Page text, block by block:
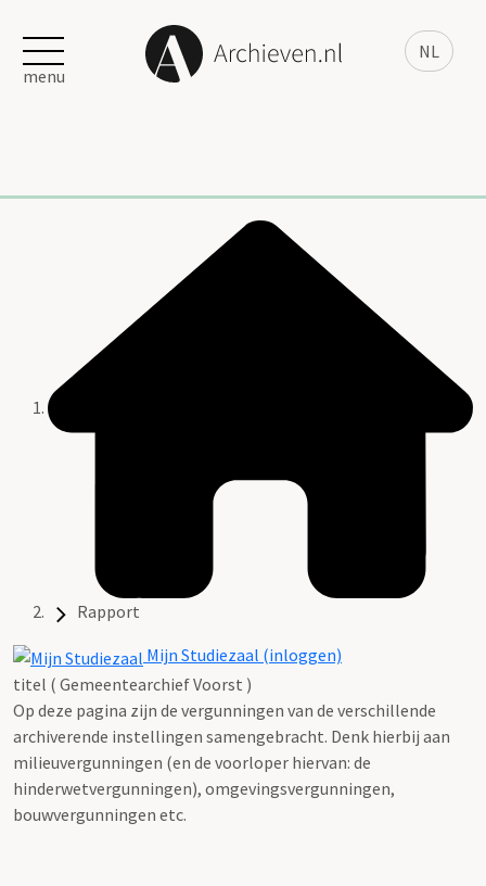
NL
menu
Rapport
Mijn Studiezaal (inloggen)
titel ( Gemeentearchief Voorst )
Op deze pagina zijn de vergunningen van de verschillende
archiverende instellingen samengebracht. Denk hierbij aan
milieuvergunningen (en de voorloper hiervan: de
hinderwetvergunningen), omgevingsvergunningen,
bouwvergunningen etc.